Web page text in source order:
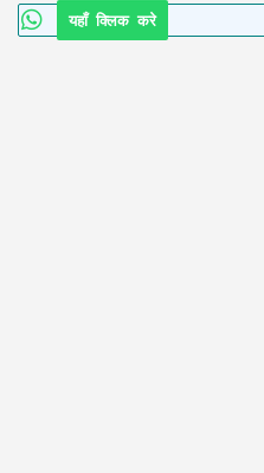
यहाँ क्लिक करे